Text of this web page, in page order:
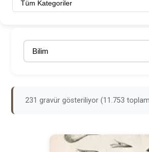
231 gravür gösteriliyor (11.753